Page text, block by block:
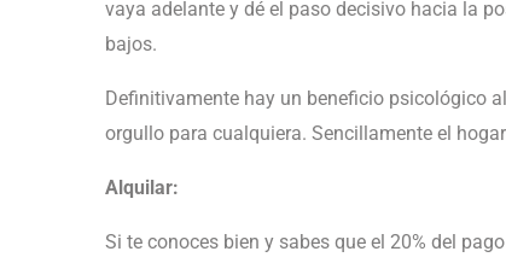
vaya adelante y dé el paso decisivo hacia la
bajos.
Definitivamente hay un beneficio psicológico
orgullo para cualquiera. Sencillamente el
Alquilar:
Si te conoces bien y sabes que el 20% del